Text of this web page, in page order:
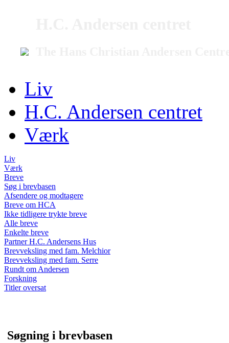
Liv
H.C. Andersen centret
Værk
Liv
Værk
Breve
Søg i brevbasen
Afsendere og modtagere
Breve om HCA
Ikke tidligere trykte breve
Alle breve
Enkelte breve
Partner H.C. Andersens Hus
Brevveksling med fam. Melchior
Brevveksling med fam. Serre
Rundt om Andersen
Forskning
Titler oversat
Søgning i brevbasen